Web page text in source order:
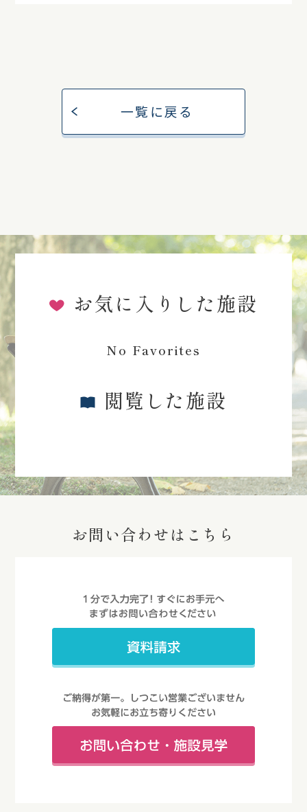
一覧に戻る
お気に入りした施設
No Favorites
閲覧した施設
お問い合わせはこちら